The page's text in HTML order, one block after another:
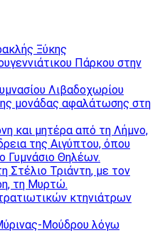
Ξύκης
Πάρκου στην
Λιβαδοχωρίου
μονάδας αφαλάτωσης στη
και μητέρα από τη Λήμνο,
της Αιγύπτου, όπου
Γυμνάσιο Θηλέων.
Στέλιο Τριάντη, με τον
τη Μυρτώ.
κτηνιάτρων
Μούδρου λόγω